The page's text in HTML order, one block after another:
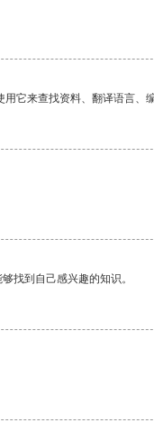
它来查找资料、翻译语言、
找到自己感兴趣的知识。